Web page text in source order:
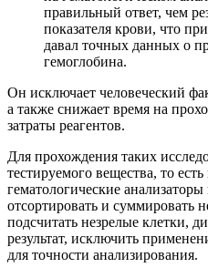
правильный ответ, чем
показателя крови, что
давал точных данных о
гемоглобина.
Он исключает человеческий
а также снижает время на
затраты реагентов.
Для прохождения таких
тестируемого вещества, то
гематологические
отсортировать и суммировать
подсчитать незрелые клетки,
результат, исключить
для точности анализирования.